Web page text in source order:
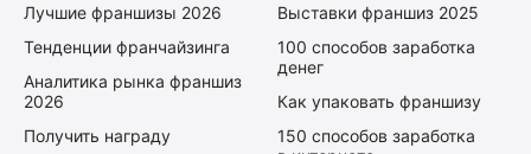
Лучшие франшизы 2026
Тенденции франчайзинга
Аналитика рынка франшиз
2026
Получить награду
Выставки франшиз 2025
100 способов заработка
денег
Как упаковать франшизу
150 способов заработка